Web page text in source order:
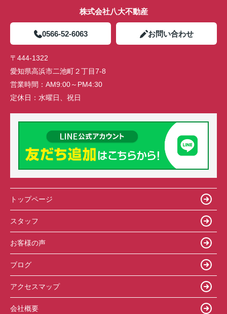
株式会社八大不動産
0566-52-6063 お問い合わせ
〒444-1322
愛知県高浜市二池町２丁目7-8
営業時間： AM9:00～PM4:30
定休日： 水曜日、祝日
トップページ
スタッフ
お客様の声
ブログ
アクセスマップ
会社概要